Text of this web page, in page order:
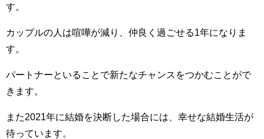
す。
カップルの人は喧嘩が減り、仲良く過ごせる1年になりま
す。
パートナーといることで新たなチャンスをつかむことがで
きます。
また2021年に結婚を決断した場合には、幸せな結婚生活が
待っています。